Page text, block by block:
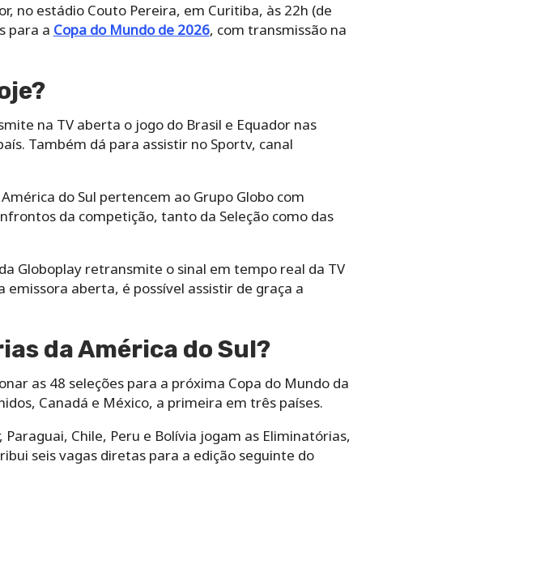
no estádio Couto Pereira, em Curitiba, às 22h (de
para a Copa do Mundo de 2026, com transmissão na
na TV aberta o jogo do Brasil e Equador nas
Também dá para assistir no Sportv, canal
do Sul pertencem ao Grupo Globo com
da competição, tanto da Seleção como das
Globoplay retransmite o sinal em tempo real da TV
aberta, é possível assistir de graça a
da América do Sul?
as 48 seleções para a próxima Copa do Mundo da
Canadá e México, a primeira em três países.
Chile, Peru e Bolívia jogam as Eliminatórias,
seis vagas diretas para a edição seguinte do